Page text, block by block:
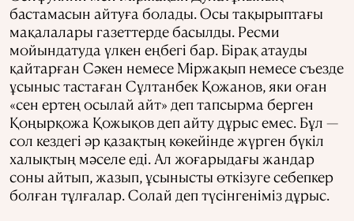
бастамасын айтуға болады. Осы тақырыптағы
мақалалары газеттерде басылды. Ресми
мойындатуда үлкен еңбегі бар. Бірақ атауды
қайтарған Сәкен немесе Міржақып немесе съезде
ұсыныс тастаған Сұлтанбек Қожанов, яки оған
«сен ертең осылай айт» деп тапсырма берген
Қоңырқожа Қожықов деп айту дұрыс емес. Бұл —
сол кездегі әр қазақтың көкейінде жүрген бүкіл
халықтың мәселе еді. Ал жоғарыдағы жандар
соны айтып, жазып, ұсынысты өткізуге себепкер
болған тұлғалар. Солай деп түсінгеніміз дұрыс.